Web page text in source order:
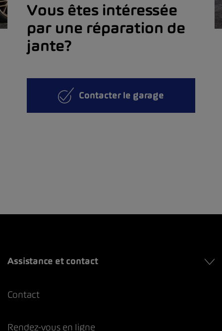
Vous êtes intéressée
par une réparation de
jante?
Contacter le garage
Assistance et contact
Contact
Rendez-vous en ligne